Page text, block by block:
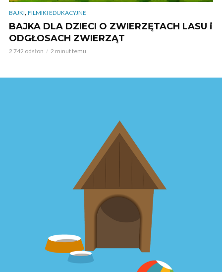
BAJKI, FILMIKI EDUKACYJNE
BAJKA DLA DZIECI O ZWIERZĘTACH LASU i
ODGŁOSACH ZWIERZĄT
2 742 odsłon 2 minut temu